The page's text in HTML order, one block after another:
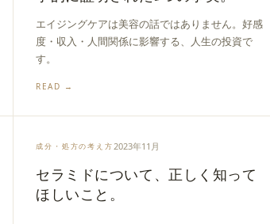
エイジングケアは美容の話ではありません。好感
度・収入・人間関係に影響する、人生の投資で
す。
READ →
成分・処方の考え方2023年11月
セラミドについて、正しく知って
ほしいこと。